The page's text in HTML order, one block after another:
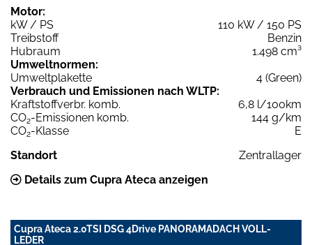
Motor:
kW / PS
110 kW / 150 PS
Treibstoff
Benzin
Hubraum
1.498 cm³
Umweltnormen:
Umweltplakette
4 (Green)
Verbrauch und Emissionen nach WLTP:
Kraftstoffverbr. komb.
6,8 l/100km
CO2-Emissionen komb.
144 g/km
CO2-Klasse
E
Standort
Zentrallager
Details zum Cupra Ateca anzeigen
Cupra Ateca 2.0TSI DSG 4Drive PANORAMADACH VOLL-
LEDER